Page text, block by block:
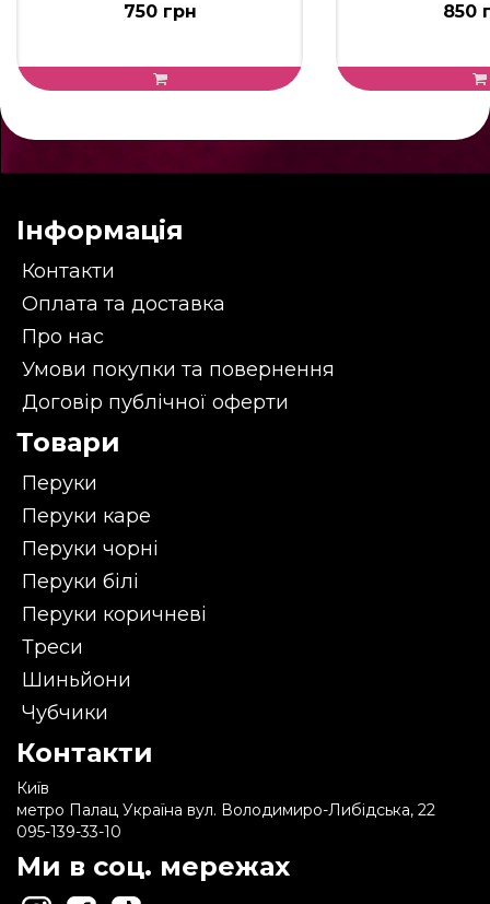
750 грн 850
Інформація
Контакти
Оплата та доставка
Про нас
Умови покупки та повернення
Договір публічної оферти
Товари
Перуки
Перуки каре
Перуки чорні
Перуки білі
Перуки коричневі
Треси
Шиньйони
Чубчики
Контакти
Київ
метро Палац Україна вул. Володимиро-Либідська, 22
095-139-33-10
Ми в соц. мережах